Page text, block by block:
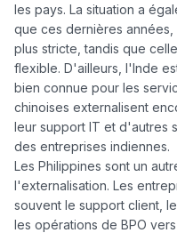
les pays. La situation a
que ces dernières
plus stricte, tandis que
flexible. D'ailleurs, l'Inde
bien connue pour les
chinoises externalisent
leur support IT et d'autres
des entreprises indiennes.
Les Philippines sont un
l'externalisation. Les
souvent le support client,
les opérations de BPO